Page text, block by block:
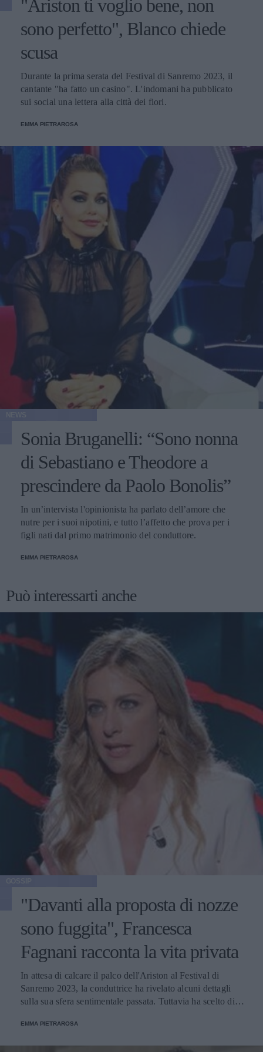
"Ariston ti voglio bene, non
sono perfetto", Blanco chiede
scusa
Durante la prima serata del Festival di Sanremo 2023, il
cantante "ha fatto un casino". L'indomani ha pubblicato
sui social una lettera alla città dei fiori.
EMMA PIETRAROSA
Sonia Bruganelli: “Sono nonna
di Sebastiano e Theodore a
prescindere da Paolo Bonolis”
In un’intervista l'opinionista ha parlato dell’amore che
nutre per i suoi nipotini, e tutto l’affetto che prova per i
figli nati dal primo matrimonio del conduttore.
EMMA PIETRAROSA
Può interessarti anche
"Davanti alla proposta di nozze
sono fuggita", Francesca
Fagnani racconta la vita privata
In attesa di calcare il palco dell'Ariston al Festival di
Sanremo 2023, la conduttrice ha rivelato alcuni dettagli
sulla sua sfera sentimentale passata. Tuttavia ha scelto di
Enrico Mentana.
EMMA PIETRAROSA